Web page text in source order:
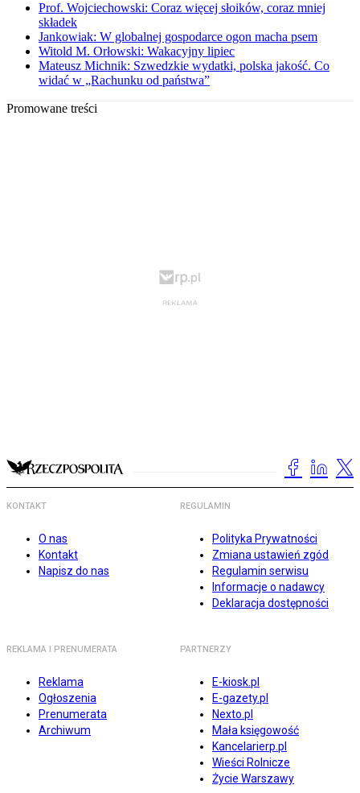
Prof. Wojciechowski: Coraz więcej słoików, coraz mniej
składek
Jankowiak: W globalnej gospodarce ogon macha psem
Witold M. Orłowski: Wakacyjny lipiec
Mateusz Michnik: Szwedzkie wydatki, polska jakość. Co
widać w „Rachunku od państwa”
Promowane treści
KONTAKT
O nas
Kontakt
Napisz do nas
REGULAMIN
Polityka Prywatności
Zmiana ustawień zgód
Regulamin serwisu
Informacje o nadawcy
Deklaracja dostępności
REKLAMA I PRENUMERATA
Reklama
Ogłoszenia
Prenumerata
Archiwum
PARTNERZY
E-kiosk.pl
E-gazety.pl
Nexto.pl
Mała księgowość
Kancelarierp.pl
Wieści Rolnicze
Życie Warszawy